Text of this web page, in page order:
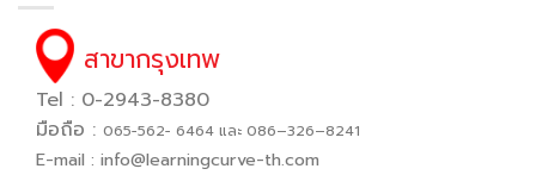
สาขากรุงเทพ
Tel : 0-2943-8380
มือถือ : 065−562− 6464 และ 086–326–8241
E-mail : info@learningcurve-th.com